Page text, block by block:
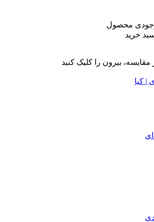
محصول
خرید
مقایسه، بیرون را کلیک کنید